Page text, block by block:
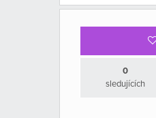
0
sledujících